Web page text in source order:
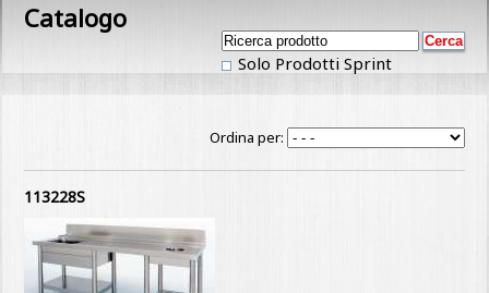
Catalogo
Solo Prodotti Sprint
Ordina per:
113228S